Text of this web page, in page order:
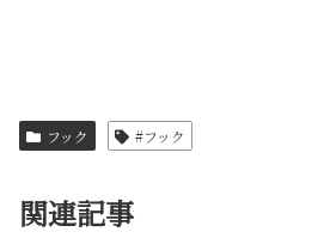
フック #フック
関連記事